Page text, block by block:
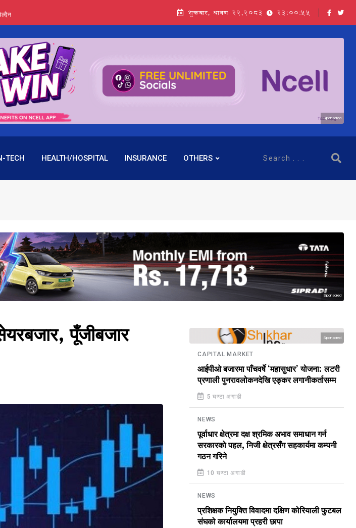
!
शुक्रबार, श्रावण २२,२०८३ 23:00:57
Sponsored
TECH HEALTH/HOSPITAL INSURANCE OTHERS
Sponsored
पूँजीबजार
Sponsored
CAPITAL MARKET
आईपीओ बजारमा पाँचवर्षे ‘महासुधार’ योजना: लटरी
प्रणाली पुनरावलोकनदेखि एङ्कर लगानीकर्तासम्म
5 घण्टा अगाडी
NEWS
पूर्वाधार क्षेत्रमा दक्ष श्रमिक अभाव समाधान गर्न
सरकारको पहल, निजी क्षेत्रसँग सहकार्यमा कम्पनी
गठन गरिने
10 घण्टा अगाडी
NEWS
प्रशिक्षक नियुक्ति विवादमा दक्षिण कोरियाली फुटबल
संघको कार्यालयमा प्रहरी छापा